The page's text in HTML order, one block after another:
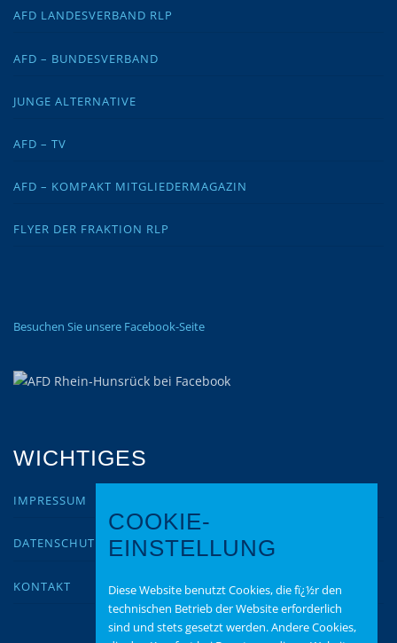
AFD LANDESVERBAND RLP
AFD – BUNDESVERBAND
JUNGE ALTERNATIVE
AFD – TV
AFD – KOMPAKT MITGLIEDERMAGAZIN
FLYER DER FRAKTION RLP
Besuchen Sie unsere Facebook-Seite
WICHTIGES
IMPRESSUM
DATENSCHUTZ
KONTAKT
COOKIE-
EINSTELLUNG
Diese Website benutzt Cookies, die fï¿½r den
technischen Betrieb der Website erforderlich
sind und stets gesetzt werden. Andere Cookies,